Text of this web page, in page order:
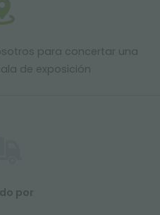
para concertar una
de exposición
por